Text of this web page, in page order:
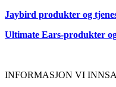
Jaybird produkter og
Ultimate Ears-produkter
INFORMASJON VI